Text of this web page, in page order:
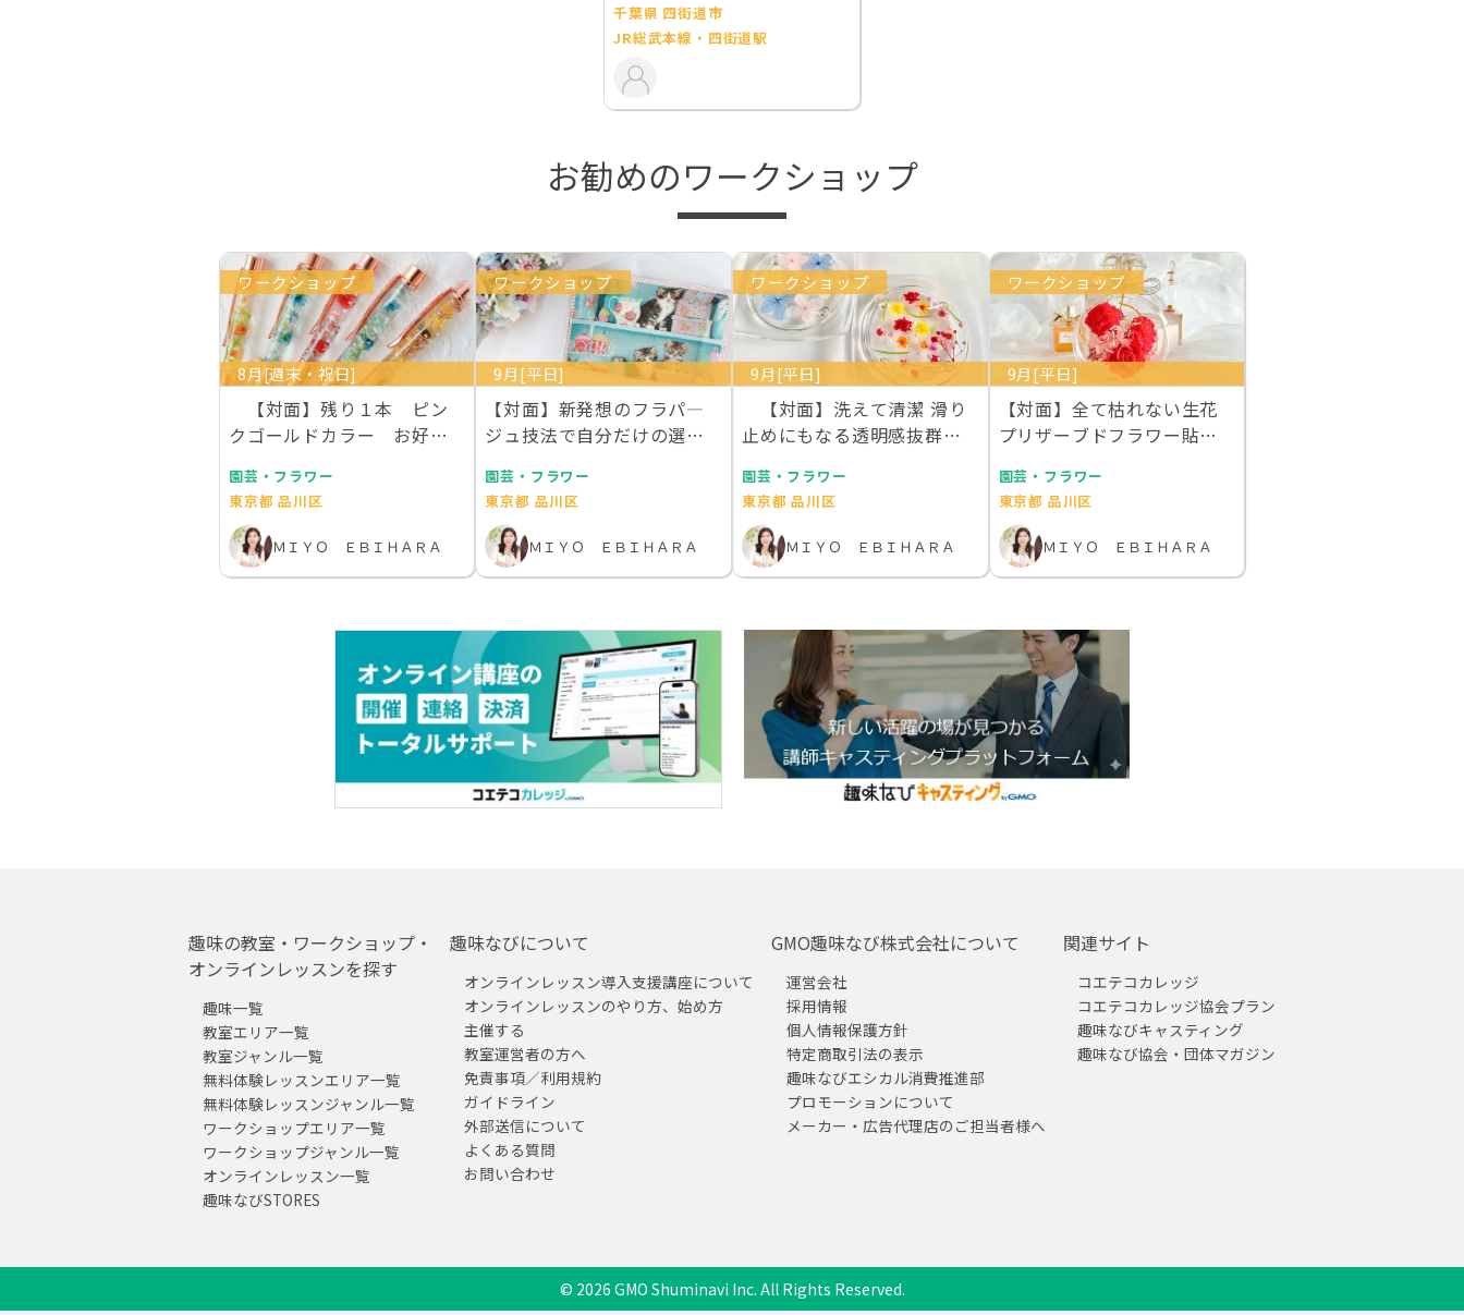
千葉県 四街道市
JR総武本線・四街道駅
お勧めのワークショップ
ワークショップ
8月[週末・祝日]
【対面】残り１本 ピン
クゴールドカラー お好き
園芸・フラワー
東京都 品川区
ＭＩＹＯ ＥＢＩＨＡＲＡ
ワークショップ
9月[平日]
【対面】新発想のフラパ―
ジュ技法で自分だけの選ん
園芸・フラワー
東京都 品川区
ＭＩＹＯ ＥＢＩＨＡＲＡ
ワークショップ
9月[平日]
【対面】洗えて清潔 滑り
止めにもなる透明感抜群の
園芸・フラワー
東京都 品川区
ＭＩＹＯ ＥＢＩＨＡＲＡ
ワークショップ
9月[平日]
【対面】全て枯れない生花
プリザーブドフラワー貼る
園芸・フラワー
東京都 品川区
ＭＩＹＯ ＥＢＩＨＡＲＡ
趣味の教室・ワークショップ・
オンラインレッスンを探す
趣味一覧
教室エリア一覧
教室ジャンル一覧
無料体験レッスンエリア一覧
無料体験レッスンジャンル一覧
ワークショップエリア一覧
ワークショップジャンル一覧
オンラインレッスン一覧
趣味なびSTORES
趣味なびについて
オンラインレッスン導入支援講座について
オンラインレッスンのやり方、始め方
主催する
教室運営者の方へ
免責事項／利用規約
ガイドライン
外部送信について
よくある質問
お問い合わせ
GMO趣味なび株式会社について
運営会社
採用情報
個人情報保護方針
特定商取引法の表示
趣味なびエシカル消費推進部
プロモーションについて
メーカー・広告代理店のご担当者様へ
関連サイト
コエテコカレッジ
コエテコカレッジ協会プラン
趣味なびキャスティング
趣味なび協会・団体マガジン
© 2026 GMO Shuminavi Inc. All Rights Reserved.